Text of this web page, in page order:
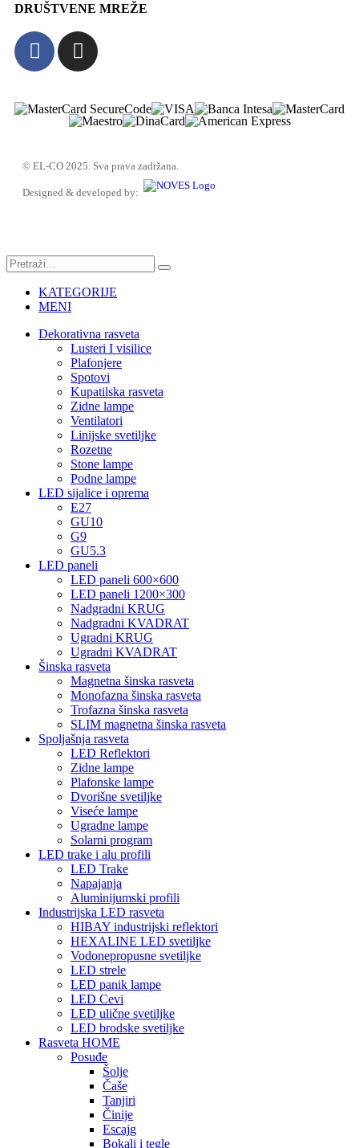
DRUŠTVENE MREŽE
© EL-CO 2025. Sva prava zadržana.
Designed & developed by:
KATEGORIJE
MENI
Dekorativna rasveta
Lusteri I visilice
Plafonjere
Spotovi
Kupatilska rasveta
Zidne lampe
Ventilatori
Linijske svetiljke
Rozetne
Stone lampe
Podne lampe
LED sijalice i oprema
E27
GU10
G9
GU5.3
LED paneli
LED paneli 600×600
LED paneli 1200×300
Nadgradni KRUG
Nadgradni KVADRAT
Ugradni KRUG
Ugradni KVADRAT
Šinska rasveta
Magnetna šinska rasveta
Monofazna šinska rasveta
Trofazna šinska rasveta
SLIM magnetna šinska rasveta
Spoljašnja rasveta
LED Reflektori
Zidne lampe
Plafonske lampe
Dvorišne svetiljke
Viseće lampe
Ugradne lampe
Solarni program
LED trake i alu profili
LED Trake
Napajanja
Aluminijumski profili
Industrijska LED rasveta
HIBAY industrijski reflektori
HEXALINE LED svetiljke
Vodonepropusne svetiljke
LED strele
LED panik lampe
LED Cevi
LED ulične svetiljke
LED brodske svetiljke
Rasveta HOME
Posuđe
Šolje
Čaše
Tanjiri
Činije
Escajg
Bokali i tegle